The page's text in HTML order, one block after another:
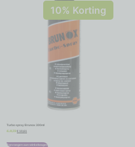
10% Korting
Turbo spray Brunox 300ml
€ 11,79 € 10,61
Toevoegen aan winkelwagen